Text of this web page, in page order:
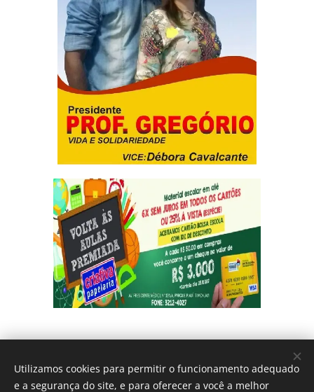
Utilizamos cookies para permitir o funcionamento adequado
e a segurança do site, e para oferecer a você a melhor